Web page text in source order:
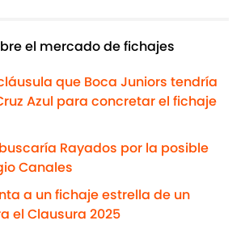
el mercado de fichajes
que Boca Juniors tendría
Azul para concretar el fichaje
Rayados por la posible
Canales
a un fichaje estrella de un
el Clausura 2025